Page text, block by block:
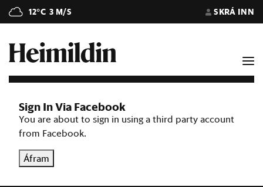
12°C 3 M/S SKRÁ INN
Sign In Via Facebook
You are about to sign in using a third party account
from Facebook.
Áfram